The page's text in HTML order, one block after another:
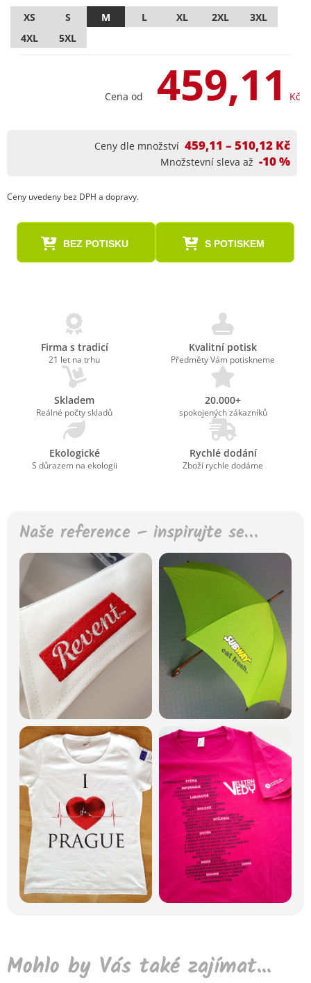
XS S M L XL 2XL
3XL
4XL
5XL
Cena od 459,11 Kč
Ceny dle množství 459,11 – 510,12 Kč
Množstevní sleva až -10 %
Ceny uvedeny bez DPH a dopravy.
BEZ POTISKU S POTISKEM
Firma s tradicí
21 let na trhu
Kvalitní potisk
Předměty Vám potiskneme
Skladem
Reálné počty skladů
20.000+
spokojených zákazníků
Ekologické
S důrazem na ekologii
Rychlé dodání
Zboží rychle dodáme
Naše reference – inspirujte se…
Mohlo by Vás také zajímat...